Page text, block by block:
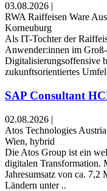
03.08.2026
RWA Raiffeisen Ware
Korneuburg
Als IT-Tochter der
Anwender:innen im
Digitalisierungsoffensive
zukunftsorientiertes
SAP Consultant
02.08.2026 |
Atos Technologies
Wien, hybrid
Die Atos Group ist ein
digitalen Transformation.
Jahresumsatz von ca.
Ländern unter ..